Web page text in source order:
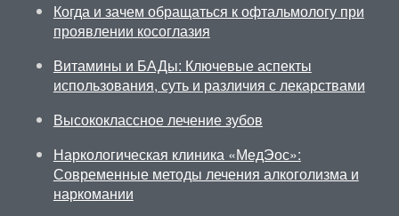
Когда и зачем обращаться к офтальмологу при
проявлении косоглазия
Витамины и БАДы: Ключевые аспекты
использования, суть и различия с лекарствами
Высококлассное лечение зубов
Наркологическая клиника «МедЭос»:
Современные методы лечения алкоголизма и
наркомании